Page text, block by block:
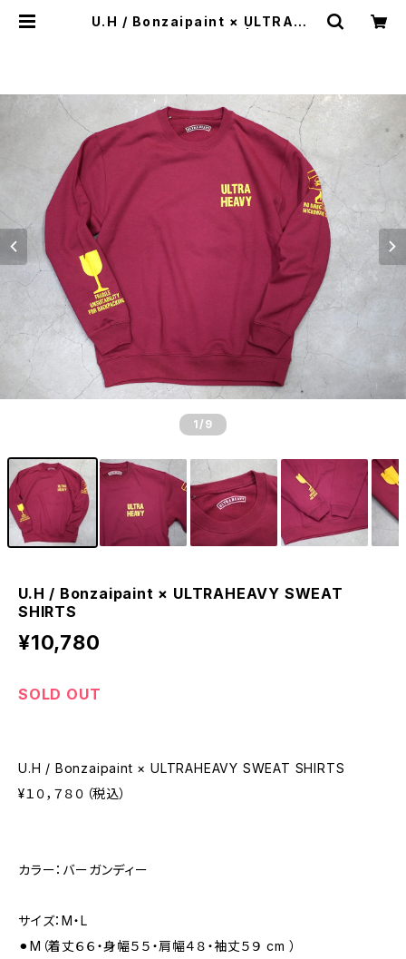
U.H / Bonzaipaint × ULTRAHE
1 /9
U.H / Bonzaipaint × ULTRAHEAVY SWEAT
SHIRTS
¥10,780
SOLD OUT
U.H / Bonzaipaint × ULTRAHEAVY SWEAT SHIRTS
¥１０，７８０（税込）
カラー：バーガンディー
サイズ：M・L
⚫︎M（着丈６６・身幅５５・肩幅４８・袖丈５９ cm ）